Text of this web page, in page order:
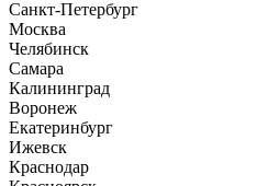
Санкт-Петербург
Москва
Челябинск
Самара
Калининград
Воронеж
Екатеринбург
Ижевск
Краснодар